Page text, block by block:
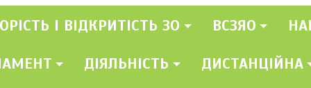
І ВІДКРИТІСТЬ ЗО ВСЗЯО
ДІЯЛЬНІСТЬ ДИСТАНЦІЙНА